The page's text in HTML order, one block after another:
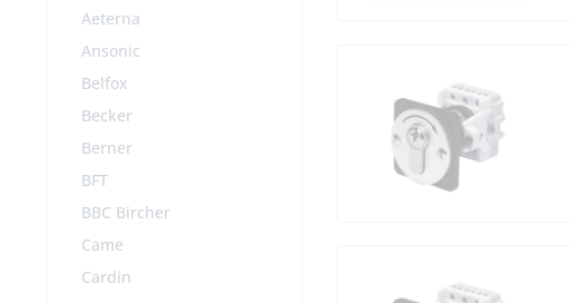
Aeterna
Ansonic
Belfox
Becker
Berner
BFT
BBC Bircher
Came
Cardin